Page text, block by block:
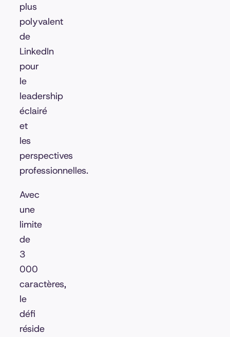
plus
polyvalent
de
LinkedIn
pour
le
leadership
éclairé
et
les
perspectives
professionnelles.
Avec
une
limite
de
3
000
caractères,
le
défi
réside